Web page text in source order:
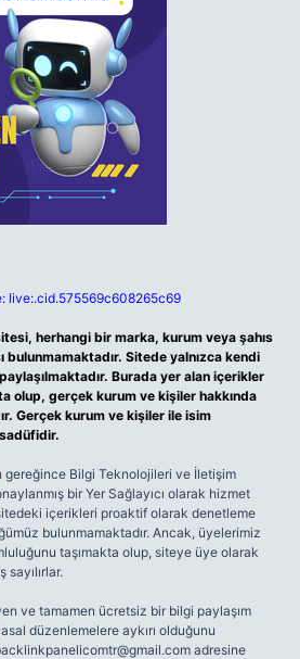
live:.cid.575569c608265c69
herhangi bir marka, kurum veya şahıs
bulunmamaktadır. Sitede yalnızca kendi
paylaşılmaktadır. Burada yer alan içerikler
olup, gerçek kurum ve kişiler hakkında
Gerçek kurum ve kişiler ile isim
gereğince Bilgi Teknolojileri ve İletişim
bir Yer Sağlayıcı olarak hizmet
içerikleri proaktif olarak denetleme
bulunmamaktadır. Ancak, üyelerimiz
taşımakta olup, siteye üye olarak
ve tamamen ücretsiz bir bilgi paylaşım
düzenlemelere aykırı olduğunu
adresine